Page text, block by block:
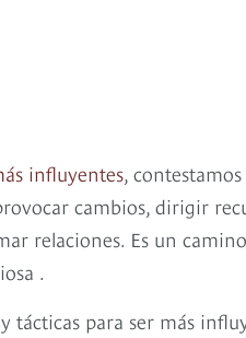
influyentes,
cambios, dirigir
relaciones. Es un
.
para ser más